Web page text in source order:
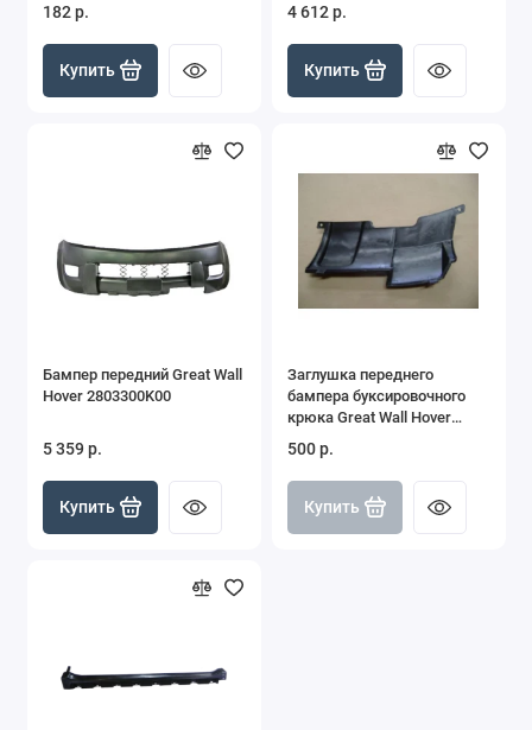
182 р.
Купить
4 612 р.
Купить
Бампер передний Great Wall
Hover 2803300K00
5 359 р.
Купить
Заглушка переднего
бампера буксировочного
крюка Great Wall Hover
500 р.
Купить